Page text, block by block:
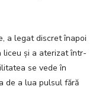
a legat discret înapoi
liceu și a aterizat într-
se vede în
de a lua pulsul fără